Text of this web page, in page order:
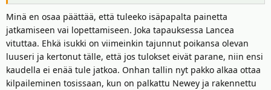
Minä en osaa päättää, että tuleeko isäpapalta painetta
jatkamiseen vai lopettamiseen. Joka tapauksessa Lancea
vituttaa. Ehkä isukki on viimeinkin tajunnut poikansa olevan
luuseri ja kertonut tälle, että jos tulokset eivät parane, niin ensi
kaudella ei enää tule jatkoa. Onhan tallin nyt pakko alkaa ottaa
kilpaileminen tosissaan, kun on palkattu Newey ja rakennettu